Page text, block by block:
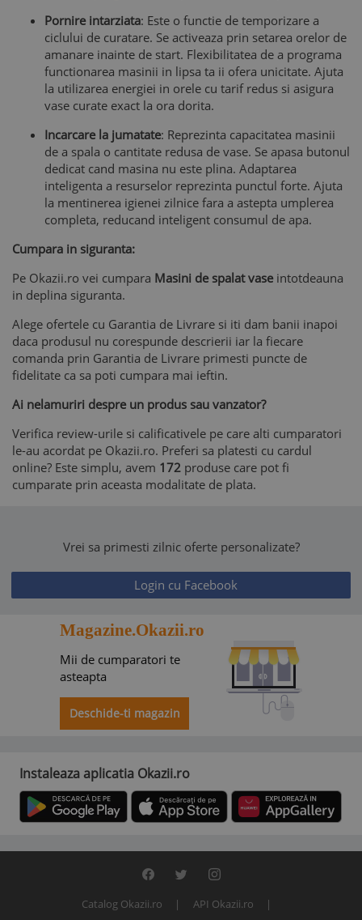
Pornire intarziata: Este o functie de temporizare a
ciclului de curatare. Se activeaza prin setarea orelor de
amanare inainte de start. Flexibilitatea de a programa
functionarea masinii in lipsa ta ii ofera unicitate. Ajuta
la utilizarea energiei in orele cu tarif redus si asigura
vase curate exact la ora dorita.
Incarcare la jumatate: Reprezinta capacitatea masinii
de a spala o cantitate redusa de vase. Se apasa butonul
dedicat cand masina nu este plina. Adaptarea
inteligenta a resurselor reprezinta punctul forte. Ajuta
la mentinerea igienei zilnice fara a astepta umplerea
completa, reducand inteligent consumul de apa.
Cumpara in siguranta:
Pe Okazii.ro vei cumpara Masini de spalat vaseintotdeauna
in deplina siguranta.
Alege ofertele cu Garantia de Livrare si iti dam banii inapoi
daca produsul nu corespunde descrierii iar la fiecare
comanda prin Garantia de Livrare primesti puncte de
fidelitate ca sa poti cumpara mai ieftin.
Ai nelamuriri despre un produs sau vanzator?
Verifica review-urile si calificativele pe care alti cumparatori
le-au acordat pe Okazii.ro. Preferi sa platesti cu cardul
online? Este simplu, avem 172 produse care pot fi
cumparate prin aceasta modalitate de plata.
Vrei sa primesti zilnic oferte personalizate?
Login cu Facebook
Magazine.Okazii.ro
Mii de cumparatori te
asteapta
Deschide-ti magazin
Instaleaza aplicatia Okazii.ro
Catalog Okazii.ro
API Okazii.ro